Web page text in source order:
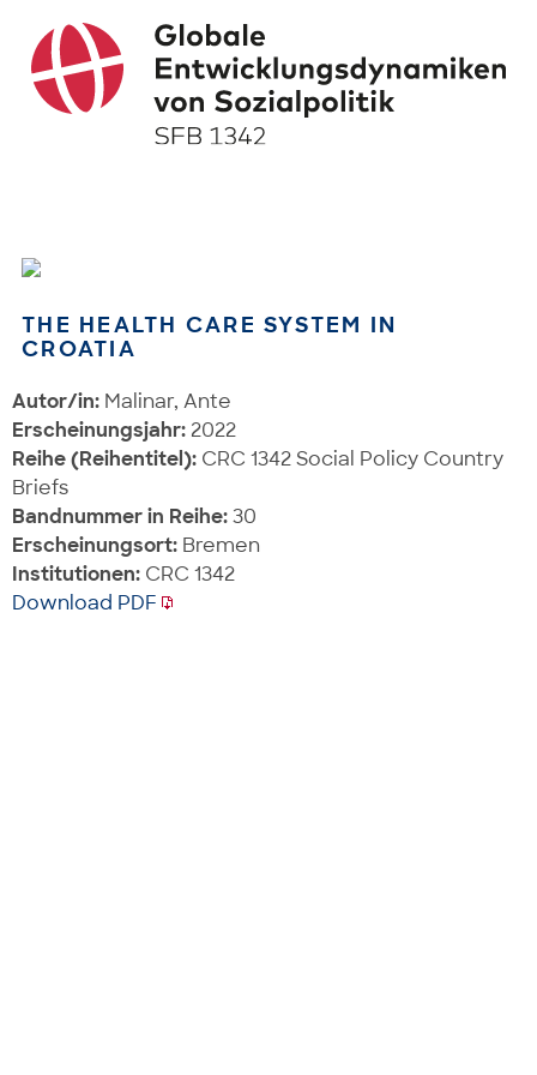
THE HEALTH CARE SYSTEM IN
CROATIA
Autor/in: Malinar, Ante
Erscheinungsjahr: 2022
Reihe (Reihentitel): CRC 1342 Social Policy Country
Briefs
Bandnummer in Reihe:30
Erscheinungsort: Bremen
Institutionen: CRC 1342
Download PDF